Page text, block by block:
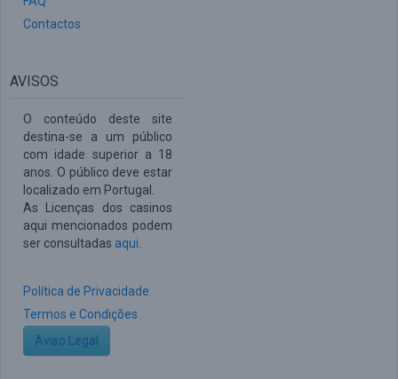
Contactos
AVISOS
O conteúdo deste site
destina-se a um público
com idade superior a 18
anos. O público deve estar
localizado em Portugal.
As Licenças dos casinos
aqui mencionados podem
ser consultadas aqui
Política de Privacidade
Termos e Condições
Aviso Legal